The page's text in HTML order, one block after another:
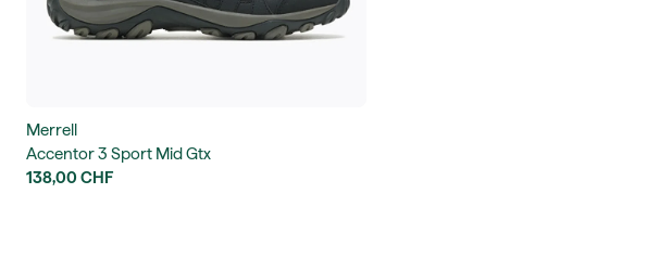
Merrell
Accentor 3 Sport Mid Gtx
138,00 CHF